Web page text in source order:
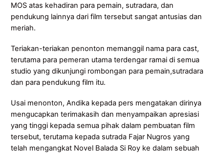
MOS atas kehadiran para pemain, sutradara, dan
pendukung lainnya dari film tersebut sangat antusias dan
meriah.
Teriakan-teriakan penonton memanggil nama para cast,
terutama para pemeran utama terdengar ramai di semua
studio yang dikunjungi rombongan para pemain,sutradara
dan para pendukung film itu.
Usai menonton, Andika kepada pers mengatakan dirinya
mengucapkan terimakasih dan menyampaikan apresiasi
yang tinggi kepada semua pihak dalam pembuatan film
tersebut, terutama kepada sutrada Fajar Nugros yang
telah mengangkat Novel Balada Si Roy ke dalam sebuah